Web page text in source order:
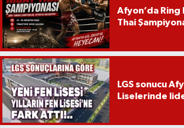
Afyon’da Ring
Thai
LGS sonucu
Liselerinde